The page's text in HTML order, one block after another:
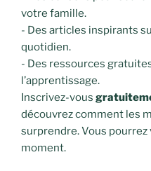
votre famille.
- Des articles inspirants
quotidien.
- Des ressources
l’apprentissage.
Inscrivez-vous
découvrez comment les
surprendre. Vous
moment.